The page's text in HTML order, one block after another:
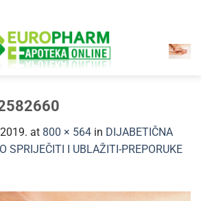
at 800 × 564 in DIJABETIČNA
SPRIJEČITI I UBLAŽITI-PREPORUKE